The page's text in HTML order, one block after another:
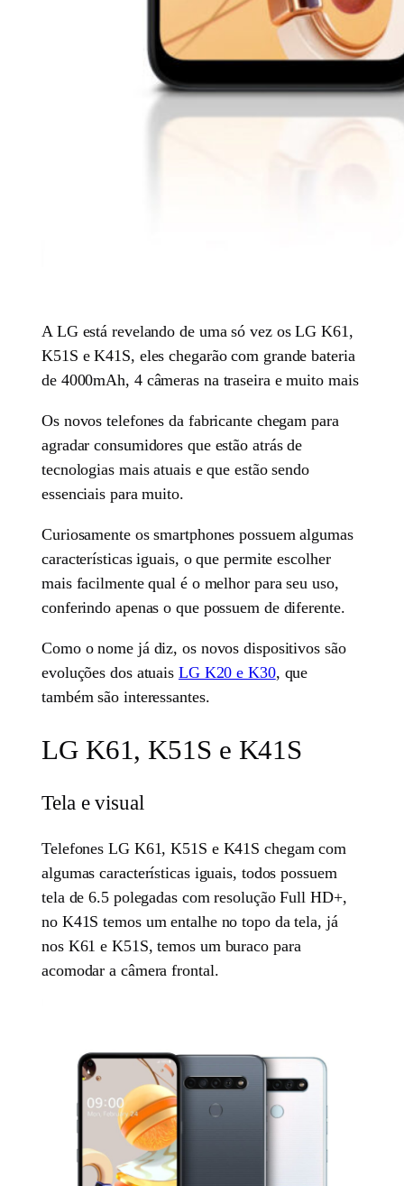
A LG está revelando de uma só vez os LG K61,
K51S e K41S, eles chegarão com grande bateria
de 4000mAh, 4 câmeras na traseira e muito mais
Os novos telefones da fabricante chegam para
agradar consumidores que estão atrás de
tecnologias mais atuais e que estão sendo
essenciais para muito.
Curiosamente os smartphones possuem algumas
características iguais, o que permite escolher
mais facilmente qual é o melhor para seu uso,
conferindo apenas o que possuem de diferente.
Como o nome já diz, os novos dispositivos são
evoluções dos atuais LG K20 e K30, que
também são interessantes.
LG K61, K51S e K41S
Tela e visual
Telefones LG K61, K51S e K41S chegam com
algumas características iguais, todos possuem
tela de 6.5 polegadas com resolução Full HD+,
no K41S temos um entalhe no topo da tela, já
nos K61 e K51S, temos um buraco para
acomodar a câmera frontal.